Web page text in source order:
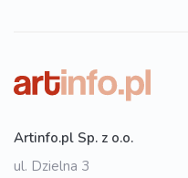
Artinfo.pl Sp. z o.o.
ul. Dzielna 3